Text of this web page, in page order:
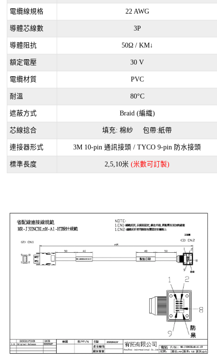
電纜線規格 22 AWG
導體芯線數 3P
導體阻抗 50Ω / KM↓
額定電壓 30 V
電纜材質 PVC
耐溫 80°C
遮蔽方式 Braid (編織)
芯線捻合 填充: 棉紗 包帶:紙帶
連接器形式 3M 10-pin 通訊接頭 / TYCO 9-pin 防水接頭
標準長度 2,5,10米 (米數可訂製)